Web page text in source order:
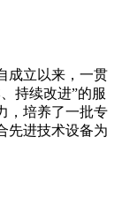
成立以来，一贯
持续改进”的服
，培养了一批专
先进技术设备为